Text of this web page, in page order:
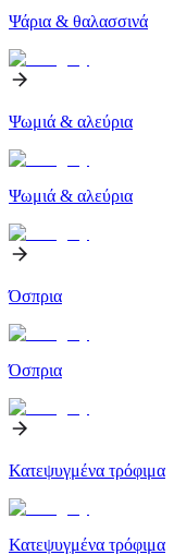
Ψάρια & θαλασσινά
Ψωμιά & αλεύρια
Ψωμιά & αλεύρια
Όσπρια
Όσπρια
Κατεψυγμένα τρόφιμα
Κατεψυγμένα τρόφιμα